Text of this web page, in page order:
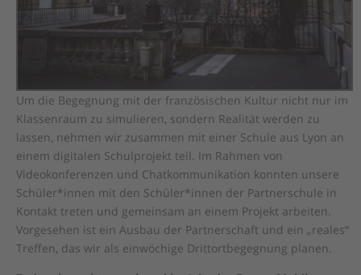
Um die Begegnung mit der französischen Kultur nicht nur im
Klassenraum zu simulieren, sondern Realität werden zu
lassen, nehmen wir zusammen mit einer Schule aus Lyon an
einem digitalen Schulprojekt teil. Im Rahmen von
Videokonferenzen und Chatkommunikation konnten unsere
Schüler*innen mit den Schüler*innen der Partnerschule in
Kontakt treten und gemeinsam an einem Projekt arbeiten.
Vorgesehen ist ein Ausbau der Partnerschaft und ein „reales“
Treffen, das wir als einwöchige Drittortbegegnung planen.